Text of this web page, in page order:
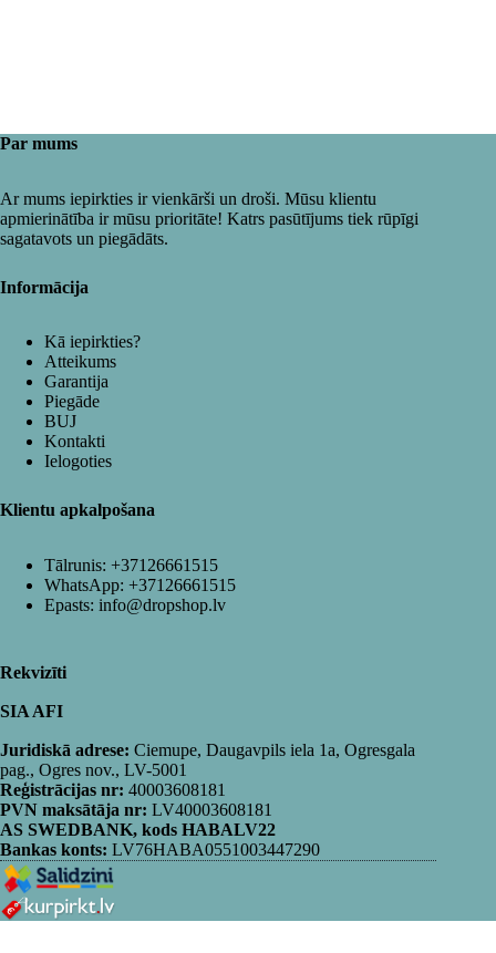
Par mums
Ar mums iepirkties ir vienkārši un droši. Mūsu klientu
apmierinātība ir mūsu prioritāte! Katrs pasūtījums tiek rūpīgi
sagatavots un piegādāts.
Informācija
Kā iepirkties?
Atteikums
Garantija
Piegāde
BUJ
Kontakti
Ielogoties
Klientu apkalpošana
Tālrunis: +37126661515
WhatsApp: +37126661515
Epasts: info@dropshop.lv
Rekvizīti
SIA AFI
Juridiskā adrese: Ciemupe, Daugavpils iela 1a, Ogresgala
pag., Ogres nov., LV-5001
Reģistrācijas nr: 40003608181
PVN maksātāja nr: LV40003608181
AS SWEDBANK, kods HABALV22
Bankas konts: LV76HABA0551003447290